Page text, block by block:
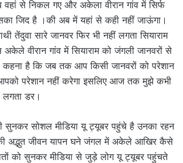
से निकल गए और अकेला वीरान गांव में सिर्फ
जिद है ।की अब में यहां से कही नहीं जाऊंगा।
तेंदुवा सारे जानवर फिर भी नहीं लगता सियाराम
वीरान गांव में सियाराम को जंगली जानवरों से
है कि जब तक आप किसी जानवरों को परेशान
आपको परेशान नहीं करेगा इसलिए आज तक मुझे कभी
लगता डर।
सुनकर सोशल मीडिया यू ट्यूबर पहुंचे है उनका रहन
अद्भुत जीवन यापन घने जंगल में अकेले आखिर कैसे
को सुनकर मीडिया से जुड़े लोग यू ट्यूबर पहुंचते